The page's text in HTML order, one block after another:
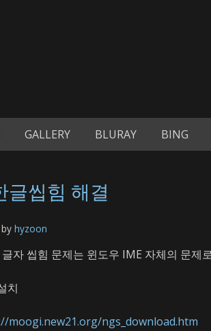
GALLERY BLURAY BING
씹힘 해결
by hyzoon
자 씹힘 문제는 윈도우 IME 자체의 문제
치
moogi.new21.org/ngs_download.htm